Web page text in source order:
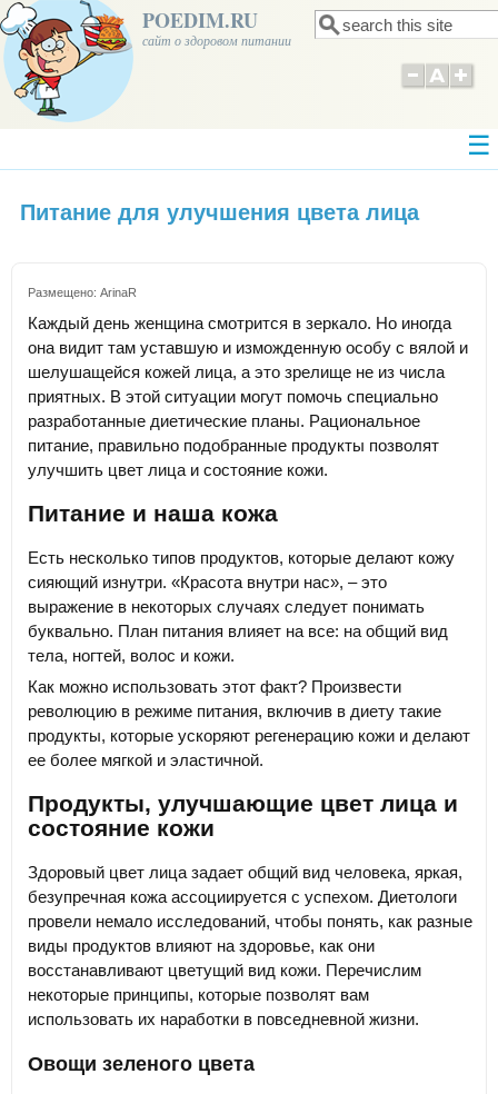
POEDIM.RU
сайт о здоровом питании Форма поиска
Поиск
Питание для улучшения цвета лица
Размещено: ArinaR
Каждый день женщина смотрится в зеркало. Но иногда
она видит там уставшую и изможденную особу с вялой и
шелушащейся кожей лица, а это зрелище не из числа
приятных. В этой ситуации могут помочь специально
разработанные диетические планы. Рациональное
питание, правильно подобранные продукты позволят
улучшить цвет лица и состояние кожи.
Питание и наша кожа
Есть несколько типов продуктов, которые делают кожу
сияющий изнутри. «Красота внутри нас», – это
выражение в некоторых случаях следует понимать
буквально. План питания влияет на все: на общий вид
тела, ногтей, волос и кожи.
Как можно использовать этот факт? Произвести
революцию в режиме питания, включив в диету такие
продукты, которые ускоряют регенерацию кожи и делают
ее более мягкой и эластичной.
Продукты, улучшающие цвет лица и
состояние кожи
Здоровый цвет лица задает общий вид человека, яркая,
безупречная кожа ассоциируется с успехом. Диетологи
провели немало исследований, чтобы понять, как разные
виды продуктов влияют на здоровье, как они
восстанавливают цветущий вид кожи. Перечислим
некоторые принципы, которые позволят вам
использовать их наработки в повседневной жизни.
Овощи зеленого цвета